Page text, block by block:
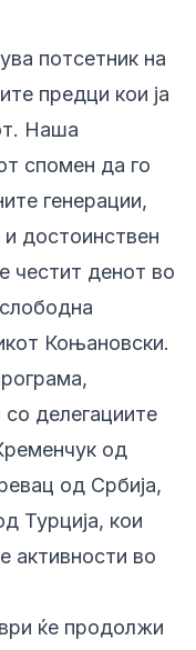
потсетник на
предци кои ја
Наша
спомен да го
генерации,
и достоинствен
честит денот во
Коњановски.
делегациите
од
од Србија,
Турција, кои
активности во
ќе продолжи